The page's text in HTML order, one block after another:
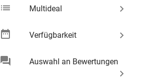
list Multideal keyboard_arrow_right
date_range Verfügbarkeit keyboard_arrow_right
chat Auswahl an Bewertungen
keyboard_arrow_right